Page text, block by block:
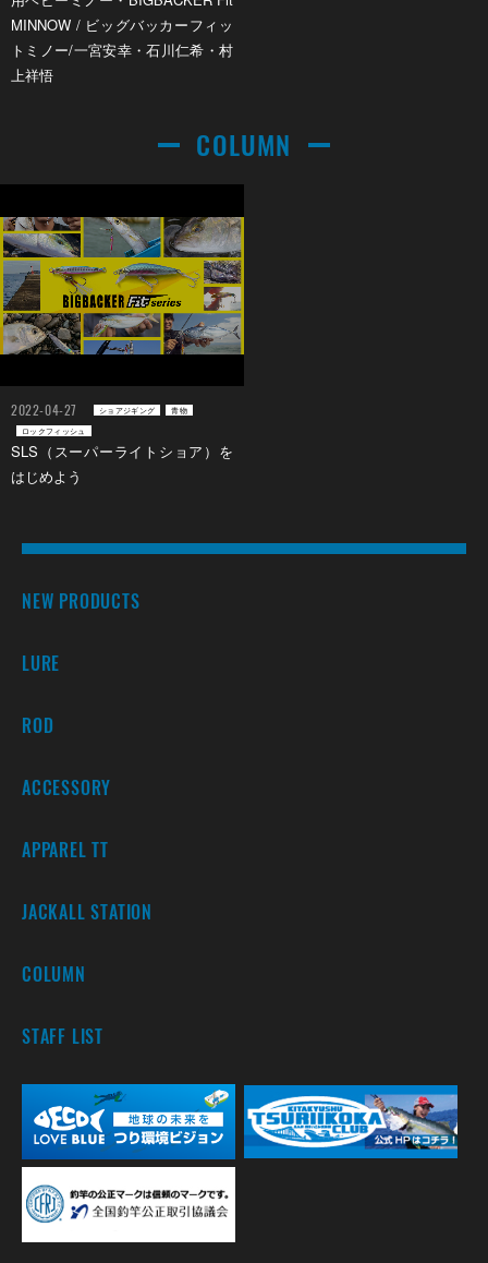
MINNOW / ビッグバッカーフィッ
トミノー/一宮安幸・石川仁希・村
上祥悟
COLUMN
2022-04-27 ショアジギング
青物
ロックフィッシュ
SLS（スーパーライトショア）を
はじめよう
NEW PRODUCTS
LURE
ROD
ACCESSORY
APPAREL TT
JACKALL STATION
COLUMN
STAFF LIST